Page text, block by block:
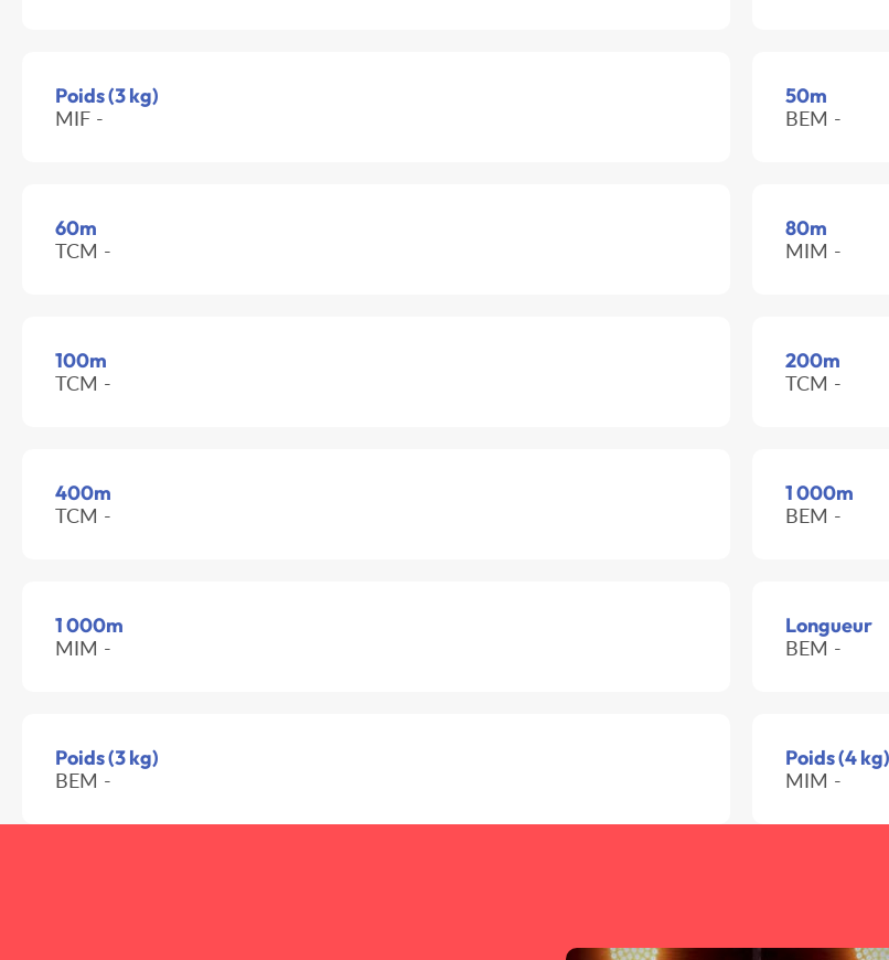
Poids (3 kg)
MIF -
50m
BEM -
60m
TCM -
80m
MIM -
100m
TCM -
200m
TCM -
400m
TCM -
1 000m
BEM -
1 000m
MIM -
Longueur
BEM -
Poids (3 kg)
BEM -
Poids (4 kg)
MIM -